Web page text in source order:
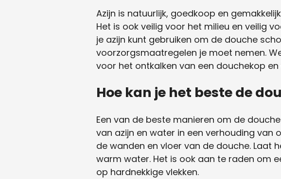
Azijn is natuurlijk, goedkoop en
Het is ook veilig voor het milieu en veilig
je azijn kunt gebruiken om de douche
voorzorgsmaatregelen je moet nemen.
voor het ontkalken van een douchekop
Hoe kan je het beste de
Een van de beste manieren om de
van azijn en water in een verhouding van
de wanden en vloer van de douche. Laat
warm water. Het is ook aan te raden om
op hardnekkige vlekken.